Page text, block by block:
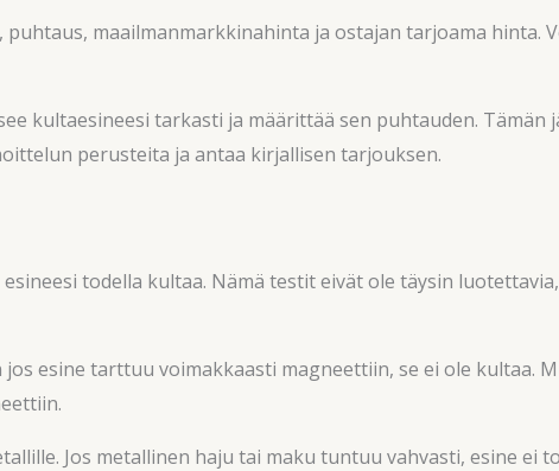
maailmanmarkkinahinta ja ostajan tarjoama hinta.
kultaesineesi tarkasti ja määrittää sen puhtauden. Tämän
perusteita ja antaa kirjallisen tarjouksen.
todella kultaa. Nämä testit eivät ole täysin
esine tarttuu voimakkaasti magneettiin, se ei ole kultaa.
Jos metallinen haju tai maku tuntuu vahvasti, esine ei